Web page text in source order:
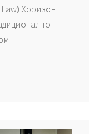
Хоризон